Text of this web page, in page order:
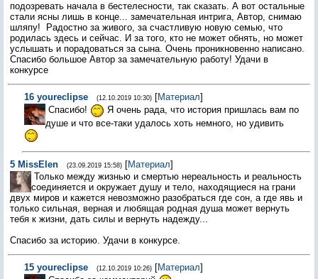
подозревать начала в бестелесности, так сказать. А вот остальные
стали ясны лишь в конце... замечательная интрига, Автор, снимаю
шляпу!
Радостно за живого, за счастливую новую семью, что
родилась здесь и сейчас. И за того, кто не может обнять, но может
услышать и порадоваться за сына. Очень проникновенно написано.
Спасибо большое Автор за замечательную работу! Удачи в
конкурсе
16 youreclipse (12.10.2019 10:30) [Материал]
Спасибо!
Я очень рада, что история пришлась вам по
душе и что все-таки удалось хоть немного, но удивить
5 MissElen (23.09.2019 15:58) [Материал]
Только между жизнью и смертью нереальность и реальность
соединяется и окружает душу и тело, находящиеся на грани
двух миров и кажется невозможно разобраться где сон, а где явь и
только сильная, верная и любящая родная душа может вернуть
тебя к жизни, дать силы и вернуть надежду...
Спасибо за историю. Удачи в конкурсе.
15 youreclipse (12.10.2019 10:26) [Материал]